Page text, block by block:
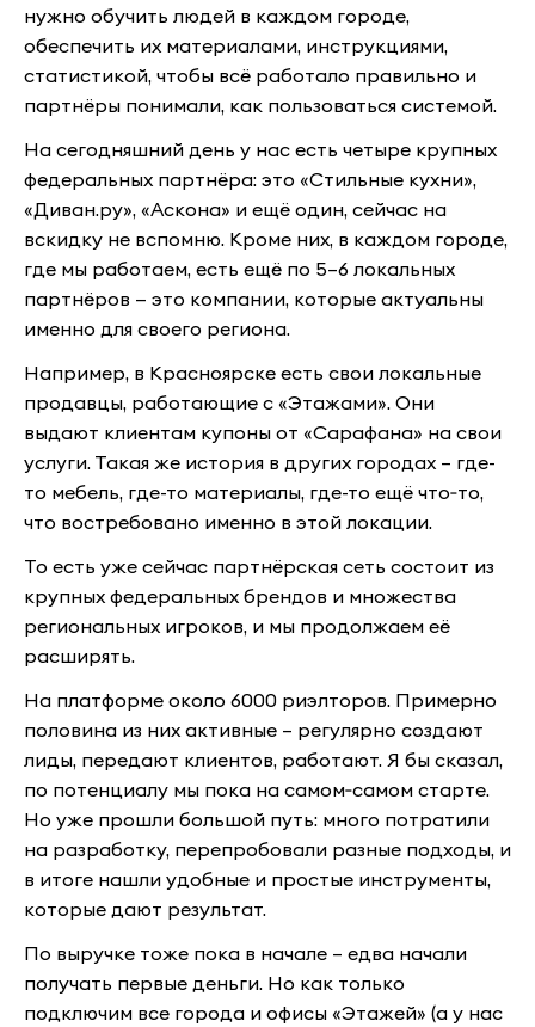
нужно обучить людей в каждом городе,
обеспечить их материалами, инструкциями,
статистикой, чтобы всё работало правильно и
партнёры понимали, как пользоваться системой.
На сегодняшний день у нас есть четыре крупных
федеральных партнёра: это «Стильные кухни»,
«Диван.ру», «Аскона» и ещё один, сейчас на
вскидку не вспомню. Кроме них, в каждом городе,
где мы работаем, есть ещё по 5–6 локальных
партнёров — это компании, которые актуальны
именно для своего региона.
Например, в Красноярске есть свои локальные
продавцы, работающие с «Этажами». Они
выдают клиентам купоны от «Сарафана» на свои
услуги. Такая же история в других городах – где-
то мебель, где-то материалы, где-то ещё что‑то,
что востребовано именно в этой локации.
То есть уже сейчас партнёрская сеть состоит из
крупных федеральных брендов и множества
региональных игроков, и мы продолжаем её
расширять.
На платформе около 6000 риэлторов. Примерно
половина из них активные – регулярно создают
лиды, передают клиентов, работают. Я бы сказал,
по потенциалу мы пока на самом‑самом старте.
Но уже прошли большой путь: много потратили
на разработку, перепробовали разные подходы, и
в итоге нашли удобные и простые инструменты,
которые дают результат.
По выручке тоже пока в начале – едва начали
получать первые деньги. Но как только
подключим все города и офисы «Этажей» (а у нас